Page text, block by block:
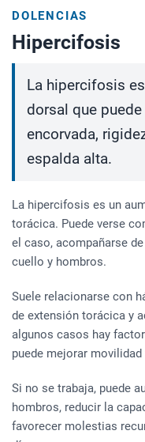
DOLENCIAS
Hipercifosis
La hipercifosis
dorsal que
encorvada,
espalda alta.
La hipercifosis es un
torácica. Puede verse
el caso, acompañarse
cuello y hombros.
Suele relacionarse con
de extensión torácica y
algunos casos hay
puede mejorar
Si no se trabaja, puede
hombros, reducir la
favorecer molestias